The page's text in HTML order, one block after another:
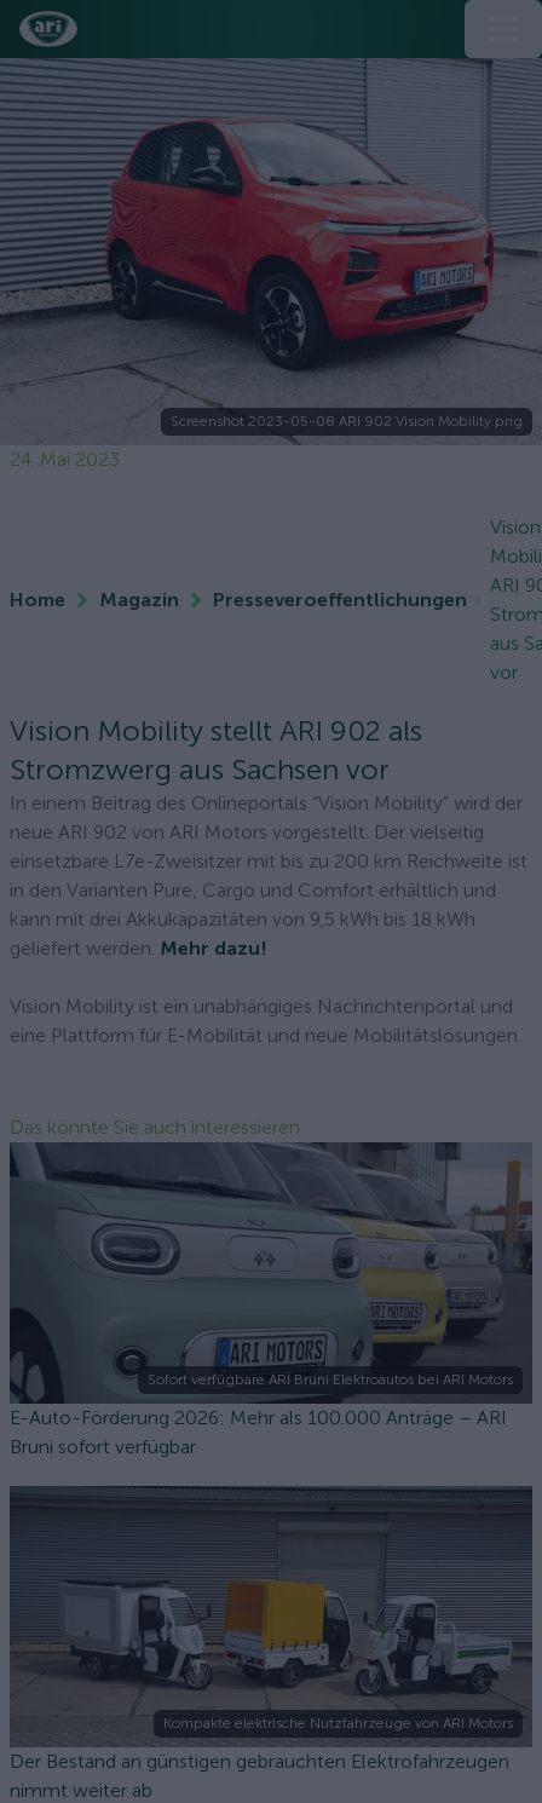
Screenshot 2023-05-08 ARI 902 Vision Mobility.png
24. Mai 2023
Home Magazin Presseveroeffentlichungen
Vision
ARI
aus
vor
Vision Mobility stellt ARI 902 als
Stromzwerg aus Sachsen vor
In einem Beitrag des Onlineportals “Vision Mobility” wird der
neue ARI 902 von ARI Motors vorgestellt. Der vielseitig
einsetzbare L7e-Zweisitzer mit bis zu 200 km Reichweite ist
in den Varianten Pure, Cargo und Comfort erhältlich und
kann mit drei Akkukapazitäten von 9,5 kWh bis 18 kWh
geliefert werden. Mehr dazu!
Vision Mobility ist ein unabhängiges Nachrichtenportal und
eine Plattform für E-Mobilität und neue Mobilitätslösungen.
Das könnte Sie auch interessieren
Sofort verfügbare ARI Bruni Elektroautos bei ARI Motors
E-Auto-Förderung 2026: Mehr als 100.000 Anträge – ARI
Bruni sofort verfügbar
Kompakte elektrische Nutzfahrzeuge von ARI Motors
Der Bestand an günstigen gebrauchten Elektrofahrzeugen
nimmt weiter ab